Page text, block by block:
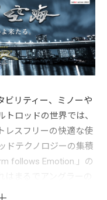
ビリティー、ミノーや
ロッドの世界では、
レスフリーの快適な使
ドテクノロジーの集積
follows Emotion.」の
な、シンクロナイズド